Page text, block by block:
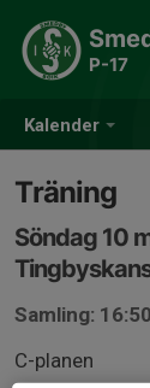
Kalender
P-17
Träning
Söndag 10
Samling:
C-planen